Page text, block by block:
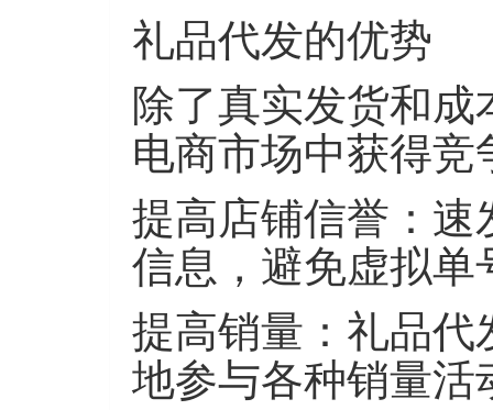
礼品代发的优势
除了真实发货和
电商市场中获得竞
提高店铺信誉 ：
信息，避免虚拟单
提高销量 ：礼品
地参与各种销量活